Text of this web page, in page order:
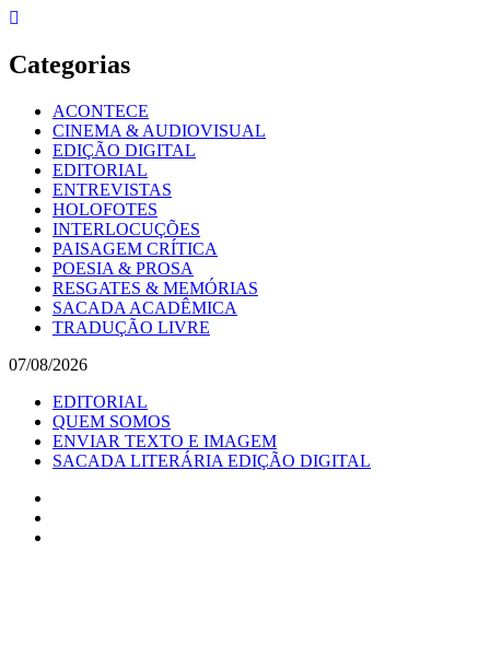
Skip
content
Categorias
ACONTECE
CINEMA & AUDIOVISUAL
EDIÇÃO DIGITAL
EDITORIAL
ENTREVISTAS
HOLOFOTES
INTERLOCUÇÕES
PAISAGEM CRÍTICA
POESIA & PROSA
RESGATES & MEMÓRIAS
SACADA ACADÊMICA
TRADUÇÃO LIVRE
07/08/2026
EDITORIAL
QUEM SOMOS
ENVIAR TEXTO E IMAGEM
SACADA LITERÁRIA EDIÇÃO DIGITAL